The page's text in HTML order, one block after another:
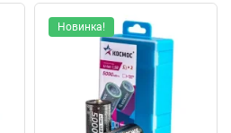
Новинка!